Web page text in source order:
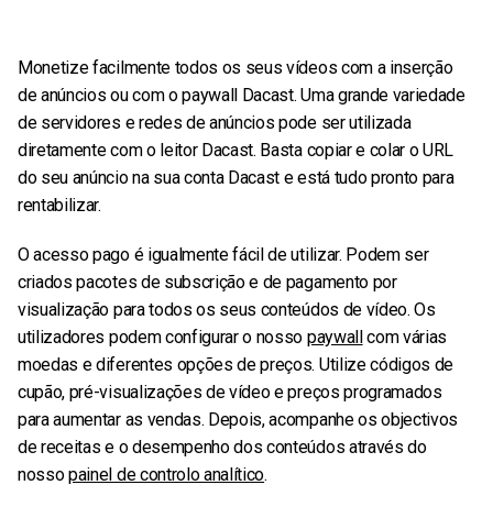
Monetize facilmente todos os seus vídeos com a inserção
de anúncios ou com o paywall Dacast. Uma grande variedade
de servidores e redes de anúncios pode ser utilizada
diretamente com o leitor Dacast. Basta copiar e colar o URL
do seu anúncio na sua conta Dacast e está tudo pronto para
rentabilizar.
O acesso pago é igualmente fácil de utilizar. Podem ser
criados pacotes de subscrição e de pagamento por
visualização para todos os seus conteúdos de vídeo. Os
utilizadores podem configurar o nosso paywall com várias
moedas e diferentes opções de preços. Utilize códigos de
cupão, pré-visualizações de vídeo e preços programados
para aumentar as vendas. Depois, acompanhe os objectivos
de receitas e o desempenho dos conteúdos através do
nossopainel de controlo analítico.